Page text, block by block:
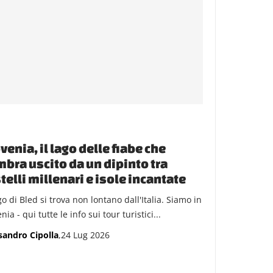
il lago delle fiabe che
uscito da un dipinto tra
millenari e isole incantate
di Bled si trova non lontano dall'Italia. Siamo in
- qui tutte le info sui tour turistici...
Cipolla,24 Lug 2026